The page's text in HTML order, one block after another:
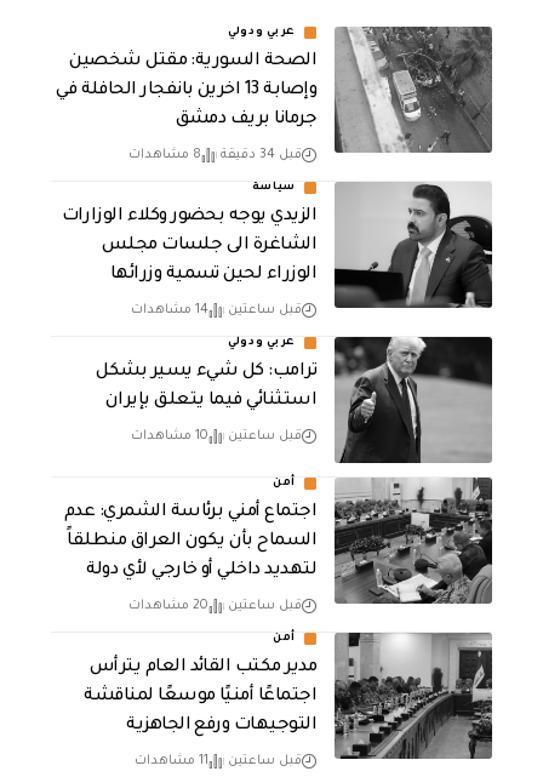
عربي ودولي
الصحة السورية: مقتل شخصين
وإصابة 13 اخرين بانفجار الحافلة في
جرمانا بريف دمشق
قبل 34 دقيقة 8 مشاهدات
سياسة
الزيدي يوجه بحضور وكلاء الوزارات
الشاغرة الى جلسات مجلس
الوزراء لحين تسمية وزرائها
قبل ساعتين 14 مشاهدات
عربي ودولي
ترامب: كل شيء يسير بشكل
استثنائي فيما يتعلق بإيران
قبل ساعتين 10 مشاهدات
أمن
اجتماع أمني برئاسة الشمري: عدم
السماح بأن يكون العراق منطلقاً
لتهديد داخلي أو خارجي لأي دولة
قبل ساعتين 20 مشاهدات
أمن
مدير مكتب القائد العام يترأس
اجتماعًا أمنيًا موسعًا لمناقشة
التوجيهات ورفع الجاهزية
قبل ساعتين 11 مشاهدات